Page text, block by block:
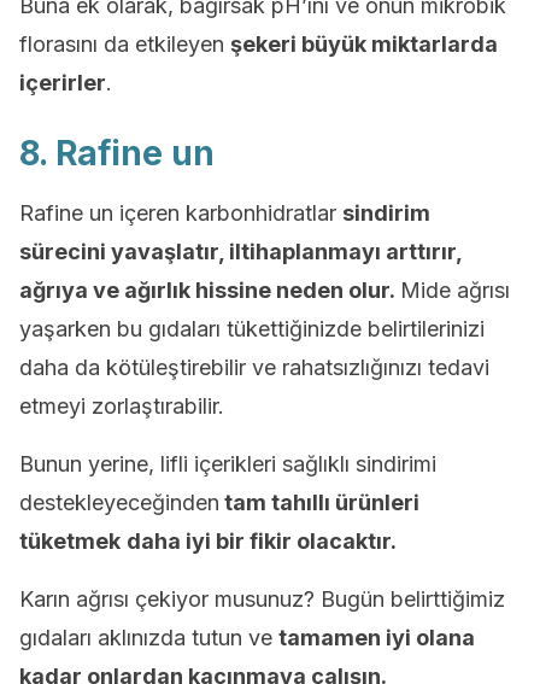
Buna ek olarak, bağırsak pH’ını ve onun mikrobik
florasını da etkileyen şekeri büyük miktarlarda
içerirler.
8. Rafine un
Rafine un içeren karbonhidratlar sindirim
sürecini yavaşlatır, iltihaplanmayı arttırır,
ağrıya ve ağırlık hissine neden olur. Mide ağrısı
yaşarken bu gıdaları tükettiğinizde belirtilerinizi
daha da kötüleştirebilir ve rahatsızlığınızı tedavi
etmeyi zorlaştırabilir.
Bunun yerine, lifli içerikleri sağlıklı sindirimi
destekleyeceğinden tam tahıllı ürünleri
tüketmek daha iyi bir fikir olacaktır.
Karın ağrısı çekiyor musunuz? Bugün belirttiğimiz
gıdaları aklınızda tutun ve tamamen iyi olana
kadar onlardan kaçınmaya çalışın.